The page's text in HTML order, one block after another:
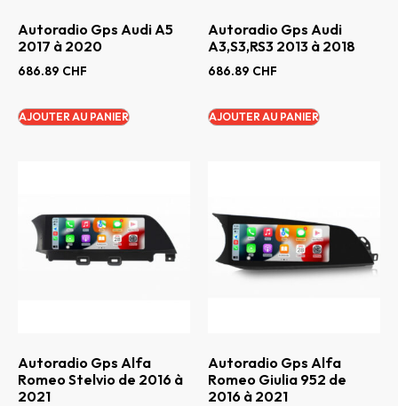
Autoradio Gps Audi A5
2017 à 2020
686.89 CHF
AJOUTER AU PANIER
Autoradio Gps Audi
A3,S3,RS3 2013 à 2018
686.89 CHF
AJOUTER AU PANIER
Autoradio Gps Alfa
Romeo Stelvio de 2016 à
2021
Autoradio Gps Alfa
Romeo Giulia 952 de
2016 à 2021